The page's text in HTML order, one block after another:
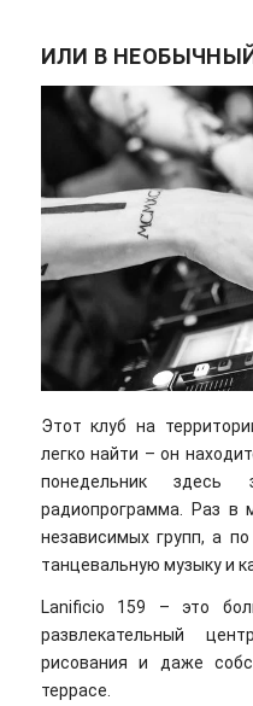
ИЛИ В НЕОБЫЧНЫЙ
Этот клуб на
легко найти – он
понедельник здесь
радиопрограмма. Раз в
независимых групп, а
танцевальную музыку и
Lanificio 159 – это
развлекательный
рисования и даже
террасе.